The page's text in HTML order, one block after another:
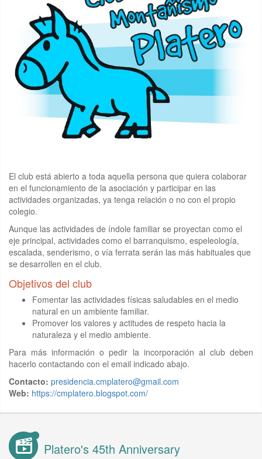
El club está abierto a toda aquella persona que quiera colaborar
en el funcionamiento de la asociación y participar en las
actividades organizadas, ya tenga relación o no con el propio
colegio.
Aunque las actividades de índole familiar se proyectan como el
eje principal, actividades como el barranquismo, espeleología,
escalada, senderismo, o vía ferrata serán las más habituales que
se desarrollen en el club.
Objetivos del club
Fomentar las actividades físicas saludables en el medio
natural en un ambiente familiar.
Promover los valores y actitudes de respeto hacia la
naturaleza y el medio ambiente.
Para más información o pedir la incorporación al club deben
hacerlo contactando con el email indicado abajo.
Contacto: presidencia.cmplatero@gmail.com
Web: https://cmplatero.blogspot.com/
Platero's 45th Anniversary